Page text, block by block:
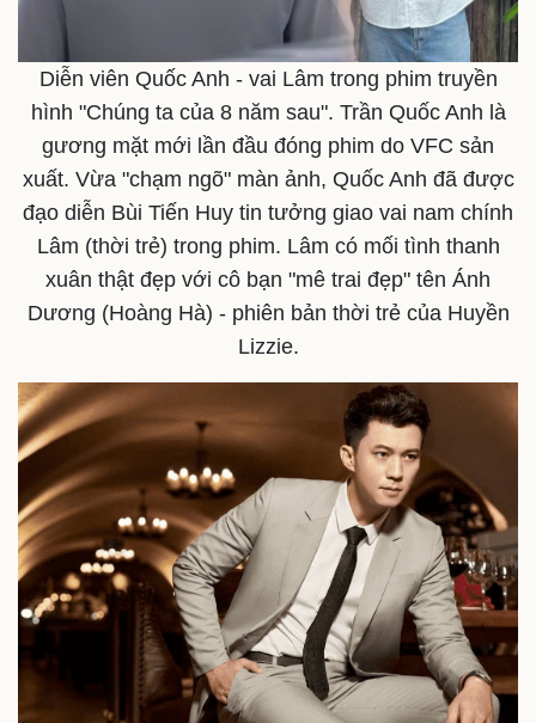
Diễn viên Quốc Anh - vai Lâm trong phim truyền
hình "Chúng ta của 8 năm sau". Trần Quốc Anh là
gương mặt mới lần đầu đóng phim do VFC sản
xuất. Vừa "chạm ngõ" màn ảnh, Quốc Anh đã được
đạo diễn Bùi Tiến Huy tin tưởng giao vai nam chính
Lâm (thời trẻ) trong phim. Lâm có mối tình thanh
xuân thật đẹp với cô bạn "mê trai đẹp" tên Ánh
Dương (Hoàng Hà) - phiên bản thời trẻ của Huyền
Lizzie.